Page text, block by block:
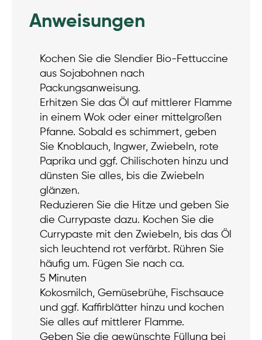
Anweisungen
Kochen Sie die Slendier Bio-Fettuccine
aus Sojabohnen nach
Packungsanweisung.
Erhitzen Sie das Öl auf mittlerer Flamme
in einem Wok oder einer mittelgroßen
Pfanne. Sobald es schimmert, geben
Sie Knoblauch, Ingwer, Zwiebeln, rote
Paprika und ggf. Chilischoten hinzu und
dünsten Sie alles, bis die Zwiebeln
glänzen.
Reduzieren Sie die Hitze und geben Sie
die Currypaste dazu. Kochen Sie die
Currypaste mit den Zwiebeln, bis das Öl
sich leuchtend rot verfärbt. Rühren Sie
häufig um. Fügen Sie nach ca.
5 Minuten
Kokosmilch, Gemüsebrühe, Fischsauce
und ggf. Kaffirblätter hinzu und kochen
Sie alles auf mittlerer Flamme.
Geben Sie die gewünschte Füllung bei